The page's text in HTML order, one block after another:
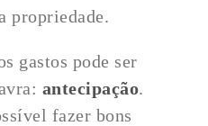
propriedade.
gastos pode ser
antecipação.
fazer bons